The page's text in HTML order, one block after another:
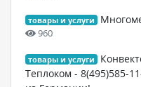
товары и услуги
960
товары и услуги
Теплоком - 8(495)585-